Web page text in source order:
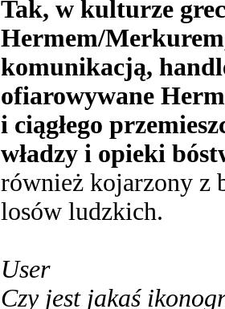
Tak, w kulturze
Hermem/
komunikacją,
ofiarowywane
i ciągłego
władzy i opieki
również kojarzony z
losów ludzkich.
User
Czy jest jakaś